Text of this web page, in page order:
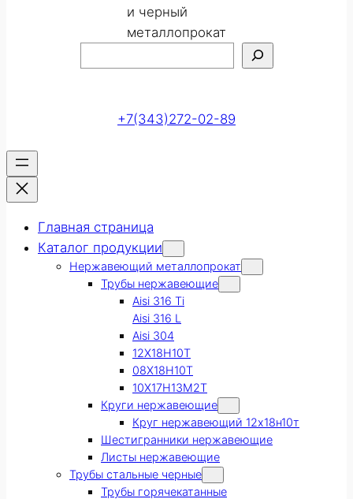
и черный
металлопрокат
+7(343)272-02-89
Главная страница
Каталог продукции
Нержавеющий металлопрокат
Трубы нержавеющие
Aisi 316 Ti
Aisi 316 L
Aisi 304
12Х18Н10Т
08Х18Н10Т
10Х17Н13М2Т
Круги нержавеющие
Круг нержавеющий 12х18н10т
Шестигранники нержавеющие
Листы нержавеющие
Трубы стальные черные
Трубы горячекатанные